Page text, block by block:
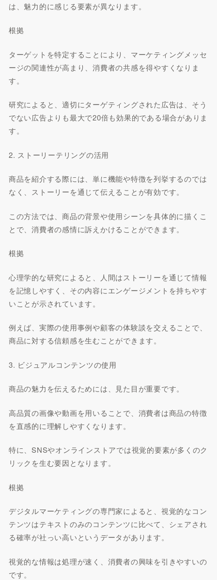
は、魅力的に感じる要素が異なります。
根拠
ターゲットを特定することにより、マーケティングメッセ
ージの関連性が高まり、消費者の共感を得やすくなりま
す。
研究によると、適切にターゲティングされた広告は、そう
でない広告よりも最大で20倍も効果的である場合がありま
す。
2. ストーリーテリングの活用
商品を紹介する際には、単に機能や特徴を列挙するのでは
なく、ストーリーを通じて伝えることが有効です。
この方法では、商品の背景や使用シーンを具体的に描くこ
とで、消費者の感情に訴えかけることができます。
根拠
心理学的な研究によると、人間はストーリーを通じて情報
を記憶しやすく、その内容にエンゲージメントを持ちやす
いことが示されています。
例えば、実際の使用事例や顧客の体験談を交えることで、
商品に対する信頼感を生むことができます。
3. ビジュアルコンテンツの使用
商品の魅力を伝えるためには、見た目が重要です。
高品質の画像や動画を用いることで、消費者は商品の特徴
を直感的に理解しやすくなります。
特に、SNSやオンラインストアでは視覚的要素が多くのク
リックを生む要因となります。
根拠
デジタルマーケティングの専門家によると、視覚的なコン
テンツはテキストのみのコンテンツに比べて、シェアされ
る確率が社っい高いというデータがあります。
視覚的な情報は処理が速く、消費者の興味を引きやすいの
です。